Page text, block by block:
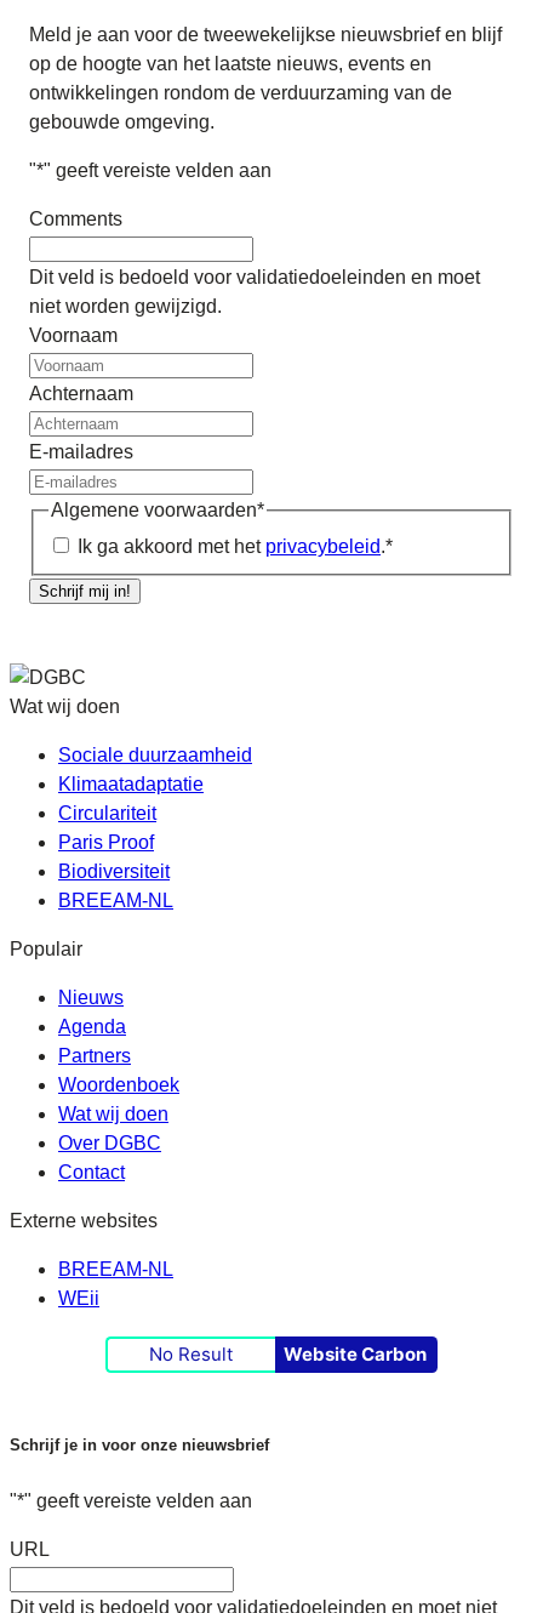
Meld je aan voor de tweewekelijkse nieuwsbrief en blijf
op de hoogte van het laatste nieuws, events en
ontwikkelingen rondom de verduurzaming van de
gebouwde omgeving.
"*" geeft vereiste velden aan
Comments
Dit veld is bedoeld voor validatiedoeleinden en moet
niet worden gewijzigd.
Voornaam
Achternaam
E-mailadres
Algemene voorwaarden*
Ik ga akkoord met het privacybeleid.*
Schrijf mij in!
Wat wij doen
Sociale duurzaamheid
Klimaatadaptatie
Circulariteit
Paris Proof
Biodiversiteit
BREEAM-NL
Populair
Nieuws
Agenda
Partners
Woordenboek
Wat wij doen
Over DGBC
Contact
Externe websites
BREEAM-NL
WEii
No Result Website Carbon
Schrijf je in voor onze nieuwsbrief
"*" geeft vereiste velden aan
URL
Dit veld is bedoeld voor validatiedoeleinden en moet niet